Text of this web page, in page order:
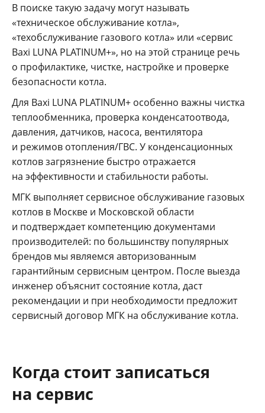
В поиске такую задачу могут называть
«техническое обслуживание котла»,
«техобслуживание газового котла» или «сервис
Baxi LUNA PLATINUM+», но на этой странице речь
о профилактике, чистке, настройке и проверке
безопасности котла.
Для Baxi LUNA PLATINUM+ особенно важны чистка
теплообменника, проверка конденсатоотвода,
давления, датчиков, насоса, вентилятора
и режимов отопления/ГВС. У конденсационных
котлов загрязнение быстро отражается
на эффективности и стабильности работы.
МГК выполняет сервисное обслуживание газовых
котлов в Москве и Московской области
и подтверждает компетенцию документами
производителей: по большинству популярных
брендов мы являемся авторизованным
гарантийным сервисным центром. После выезда
инженер объяснит состояние котла, даст
рекомендации и при необходимости предложит
сервисный договор МГК на обслуживание котла.
Когда стоит записаться
на сервис